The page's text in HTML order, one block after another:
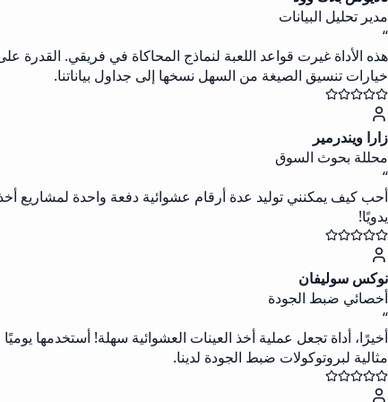
مدير تحليل البيانات
“
خيارات تنسيق الصيغة من السهل نسخها إلى جداول بياناتنا.
زارا ويندرمير
محللة بحوث السوق
“
أحب كيف يمكنني توليد عدة أرقام عشوائية دفعة واحدة لمشاريع
يدويًا!
نوكس سوليفان
أخصائي ضبط الجودة
“
أخيرًا، أداة تجعل عملية أخذ العينات العشوائية سهلة! أستخدمها
مثالية لبروتوكولات ضبط الجودة لدينا.